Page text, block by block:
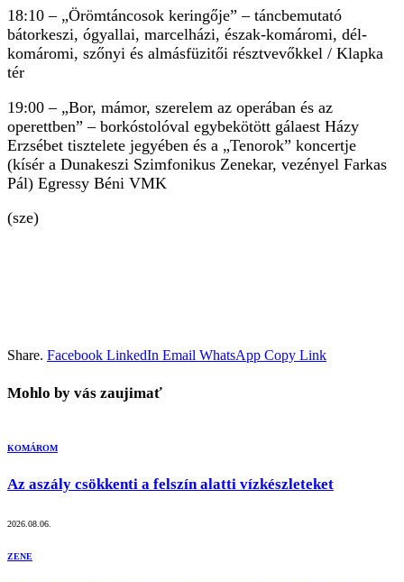
18:10 – „Örömtáncosok keringője” – táncbemutató
bátorkeszi, ógyallai, marcelházi, észak-komáromi, dél-
komáromi, szőnyi és almásfüzitői résztvevőkkel / Klapka
tér
19:00 – „Bor, mámor, szerelem az operában és az
operettben” – borkóstolóval egybekötött gálaest Házy
Erzsébet tisztelete jegyében és a „Tenorok” koncertje
(kísér a Dunakeszi Szimfonikus Zenekar, vezényel Farkas
Pál) Egressy Béni VMK
(sze)
Share. Facebook LinkedIn Email WhatsApp Copy Link
Mohlo by vás zaujimať
KOMÁROM
Az aszály csökkenti a felszín alatti vízkészleteket
2026.08.06.
ZENE